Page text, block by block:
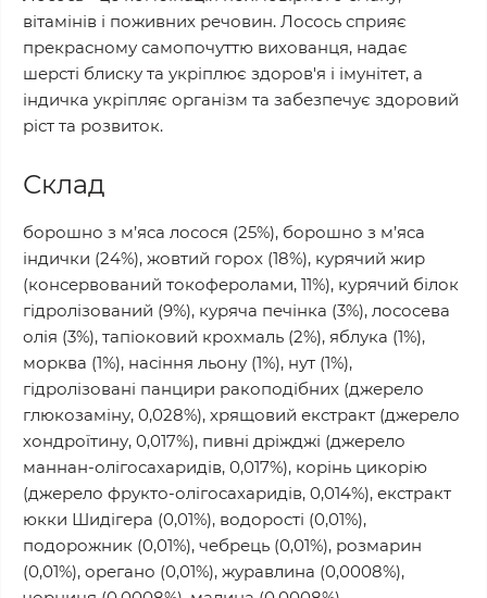
вітамінів і поживних речовин. Лосось сприяє
прекрасному самопочуттю вихованця, надає
шерсті блиску та укріплює здоров'я і імунітет, а
індичка укріпляє організм та забезпечує здоровий
ріст та розвиток.
Склад
борошно з м’яса лосося (25%), борошно з м’яса
індички (24%), жовтий горох (18%), курячий жир
(консервований токоферолами, 11%), курячий білок
гідролізований (9%), куряча печінка (3%), лососева
олія (3%), тапіоковий крохмаль (2%), яблука (1%),
морква (1%), насіння льону (1%), нут (1%),
гідролізовані панцири ракоподібних (джерело
глюкозаміну, 0,028%), хрящовий екстракт (джерело
хондроїтину, 0,017%), пивні дріжджі (джерело
маннан-олігосахаридів, 0,017%), корінь цикорію
(джерело фрукто-олігосахаридів, 0,014%), екстракт
юкки Шидігера (0,01%), водорості (0,01%),
подорожник (0,01%), чебрець (0,01%), розмарин
(0,01%), орегано (0,01%), журавлина (0,0008%),